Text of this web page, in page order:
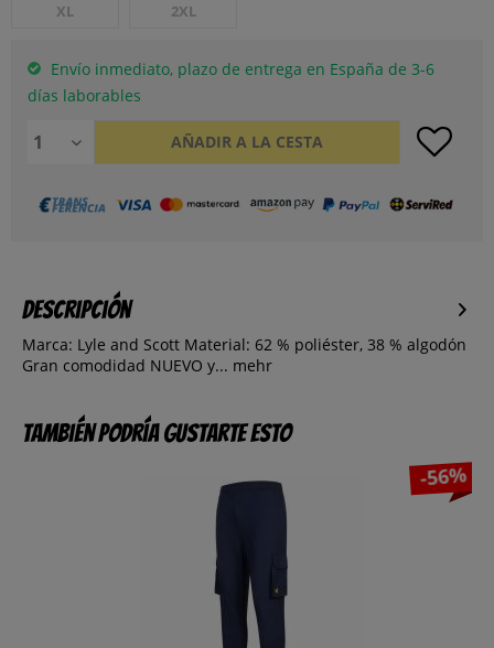
XL 2XL
Envío inmediato, plazo de entrega en España de 3-6
días laborables
AÑADIR A LA CESTA
Descripción
Marca: Lyle and Scott Material: 62 % poliéster, 38 % algodón
Gran comodidad NUEVO y... mehr
También podría gustarte esto
-56%